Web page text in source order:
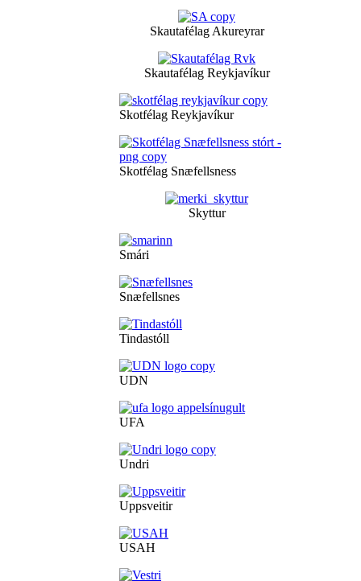
Skautafélag Akureyrar
Skautafélag Reykjavíkur
Skotfélag Reykjavíkur
Skotfélag Snæfellsness
Skyttur
Smári
Snæfellsnes
Tindastóll
UDN
UFA
Undri
Uppsveitir
USAH